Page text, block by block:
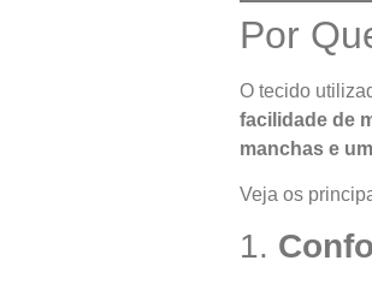
Por
O tecido
facilidade de
manchas e
Veja os
1.